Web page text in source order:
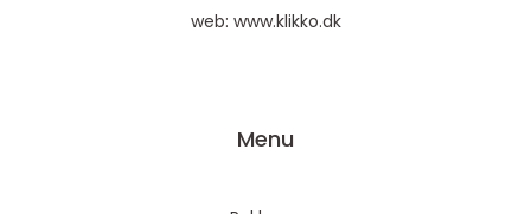
web: www.klikko.dk
Menu